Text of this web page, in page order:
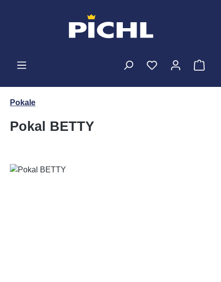
Pokale
Pokal BETTY
Bildergalerie überspringen